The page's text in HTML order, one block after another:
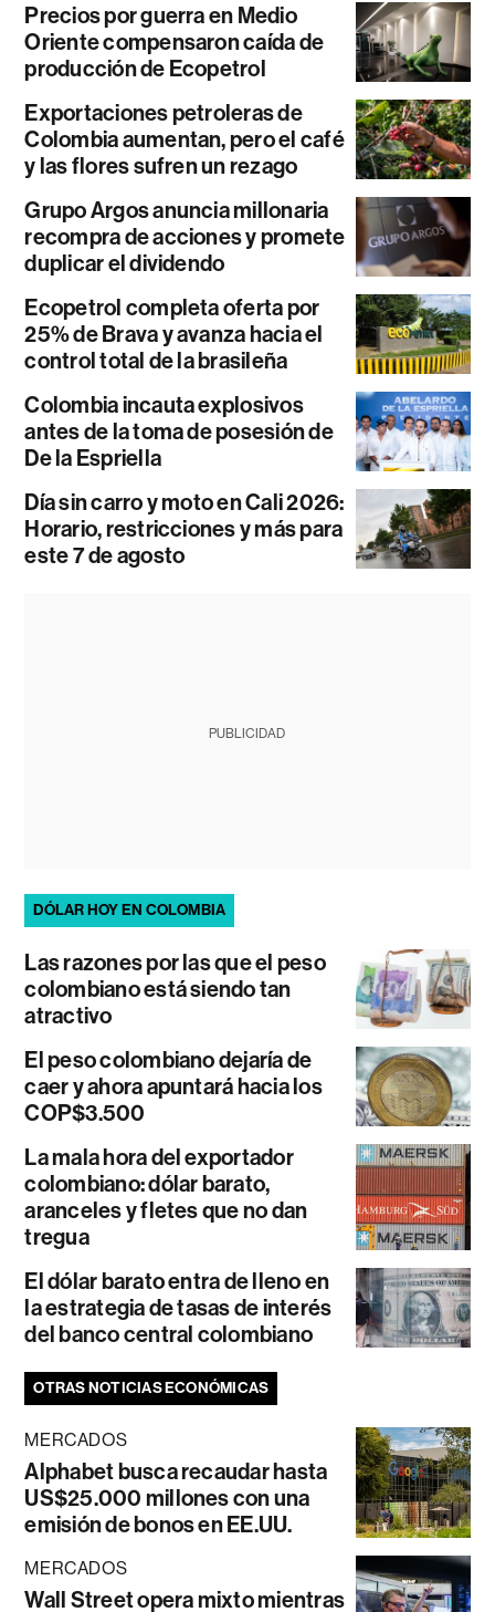
Precios por guerra en Medio
Oriente compensaron caída de
producción de Ecopetrol
Exportaciones petroleras de
Colombia aumentan, pero el café
y las flores sufren un rezago
Grupo Argos anuncia millonaria
recompra de acciones y promete
duplicar el dividendo
Ecopetrol completa oferta por
25% de Brava y avanza hacia el
control total de la brasileña
Colombia incauta explosivos
antes de la toma de posesión de
De la Espriella
Día sin carro y moto en Cali 2026:
Horario, restricciones y más para
este 7 de agosto
PUBLICIDAD
DÓLAR HOY EN COLOMBIA
Las razones por las que el peso
colombiano está siendo tan
atractivo
El peso colombiano dejaría de
caer y ahora apuntará hacia los
COP$3.500
La mala hora del exportador
colombiano: dólar barato,
aranceles y fletes que no dan
tregua
El dólar barato entra de lleno en
la estrategia de tasas de interés
del banco central colombiano
OTRAS NOTICIAS ECONÓMICAS
MERCADOS
Alphabet busca recaudar hasta
US$25.000 millones con una
emisión de bonos en EE.UU.
MERCADOS
Wall Street opera mixto mientras